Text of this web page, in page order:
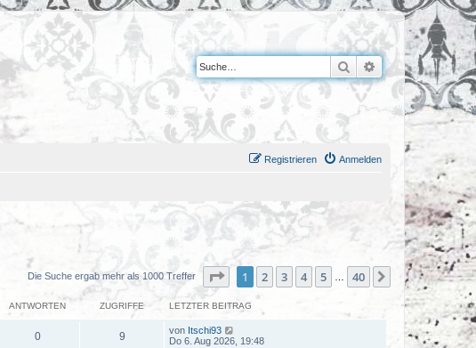
Suche Erweiterte Suche
Anmelden
Registrieren
Die Suche ergab mehr als 1000 Treffer Seite von40
1 2 3 4 5 40 Nächste
ANTWORTEN ZUGRIFFE LETZTER BEITRAG
0 9 von Itschi93
Do 6. Aug 2026, 19:48